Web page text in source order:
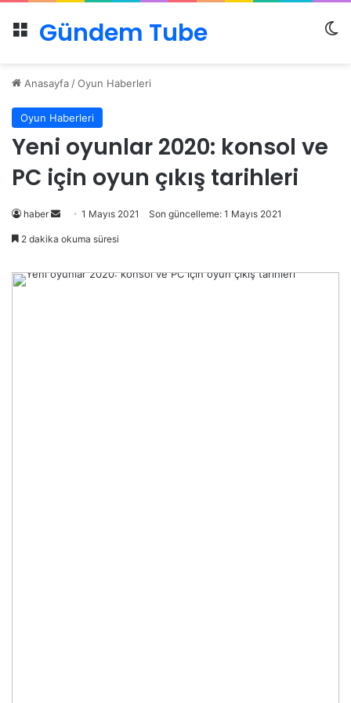
MenüGündem Tube
Anasayfa /Oyun Haberleri
Oyun Haberleri
Yeni oyunlar 2020: konsol ve
PC için oyun çıkış tarihleri
haber
Bir
göndermek
1 Mayıs 2021 Son güncelleme: 1 Mayıs 2021
2 dakika okuma süresi